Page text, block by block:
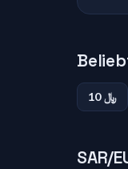
10 ﷼
SAR/